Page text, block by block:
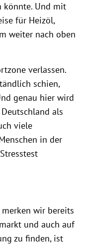
könnte. Und mit
für Heizöl,
weiter nach oben
verlassen.
schien,
genau hier wird
als
viele
in der
wir bereits
und auch auf
zu finden, ist